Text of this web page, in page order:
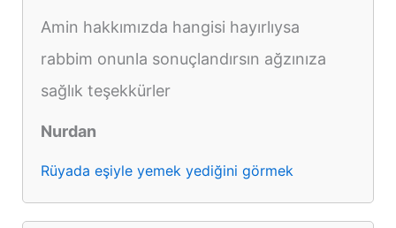
Amin hakkımızda hangisi hayırlıysa
rabbim onunla sonuçlandırsın ağzınıza
sağlık teşekkürler
Nurdan
Rüyada eşiyle yemek yediğini görmek